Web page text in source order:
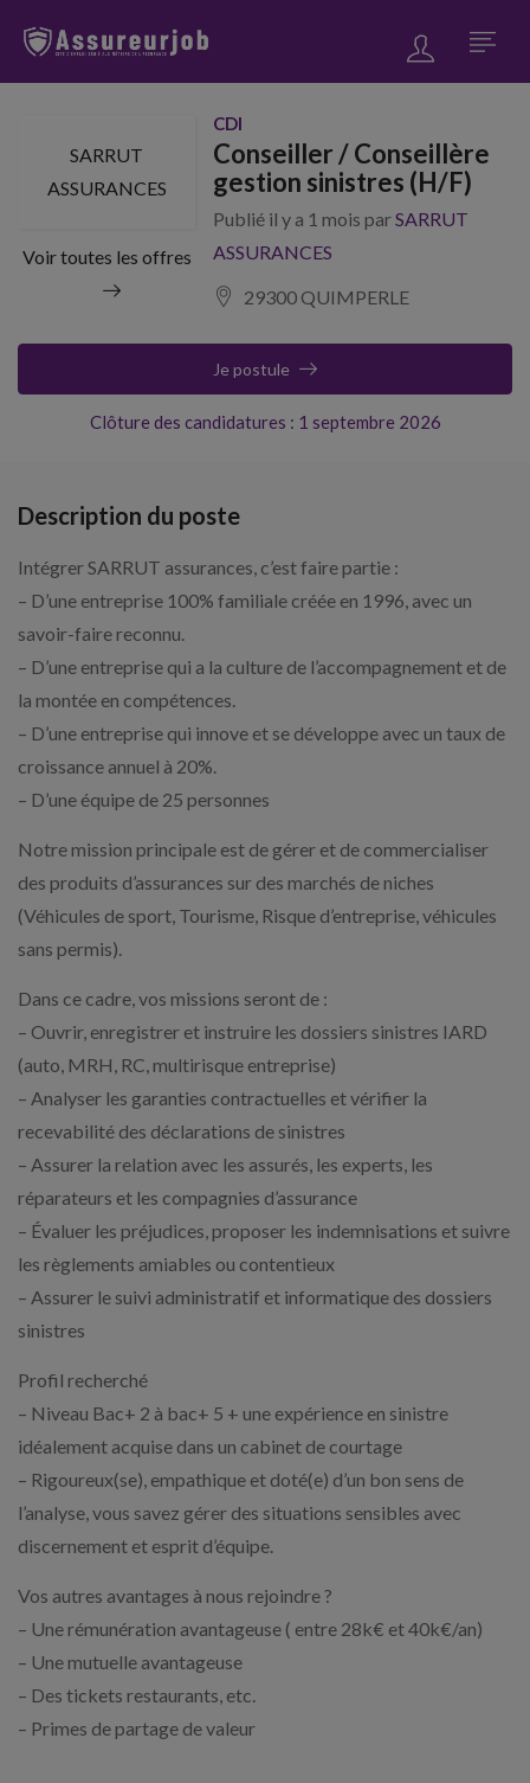
SARRUT
ASSURANCES
Voir toutes les offres
CDI
Conseiller / Conseillère
gestion sinistres (H/F)
Publié il y a 1 mois parSARRUT
ASSURANCES
29300 QUIMPERLE
Clôture des candidatures : 1 septembre 2026
Je postule
Description du poste
Intégrer SARRUT assurances, c’est faire partie :
– D’une entreprise 100% familiale créée en 1996, avec un
savoir-faire reconnu.
– D’une entreprise qui a la culture de l’accompagnement et de
la montée en compétences.
– D’une entreprise qui innove et se développe avec un taux de
croissance annuel à 20%.
– D’une équipe de 25 personnes
Notre mission principale est de gérer et de commercialiser
des produits d’assurances sur des marchés de niches
(Véhicules de sport, Tourisme, Risque d’entreprise, véhicules
sans permis).
Dans ce cadre, vos missions seront de :
– Ouvrir, enregistrer et instruire les dossiers sinistres IARD
(auto, MRH, RC, multirisque entreprise)
– Analyser les garanties contractuelles et vérifier la
recevabilité des déclarations de sinistres
– Assurer la relation avec les assurés, les experts, les
réparateurs et les compagnies d’assurance
– Évaluer les préjudices, proposer les indemnisations et suivre
les règlements amiables ou contentieux
– Assurer le suivi administratif et informatique des dossiers
sinistres
Profil recherché
– Niveau Bac+ 2 à bac+ 5 + une expérience en sinistre
idéalement acquise dans un cabinet de courtage
– Rigoureux(se), empathique et doté(e) d’un bon sens de
l’analyse, vous savez gérer des situations sensibles avec
discernement et esprit d’équipe.
Vos autres avantages à nous rejoindre ?
– Une rémunération avantageuse ( entre 28k€ et 40k€/an)
– Une mutuelle avantageuse
– Des tickets restaurants, etc.
– Primes de partage de valeur